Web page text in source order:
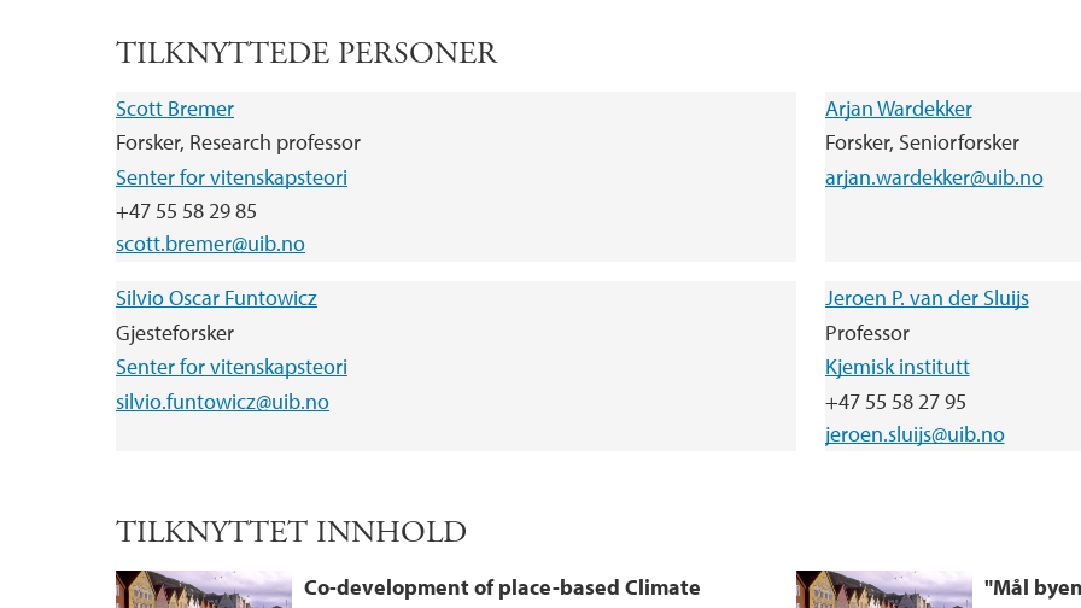
TILKNYTTEDE PERSONER
Scott Bremer
Forsker, Research professor
Senter for vitenskapsteori
+47 55 58 29 85
scott.bremer@uib.no
Arjan Wardekker
Forsker, Seniorforsker
arjan.wardekker@uib.no
Silvio Oscar Funtowicz
Gjesteforsker
Senter for vitenskapsteori
silvio.funtowicz@uib.no
Jeroen P. van der Sluijs
Professor
Kjemisk institutt
+47 55 58 27 95
jeroen.sluijs@uib.no
TILKNYTTET INNHOLD
Co-development of place-based Climate
"Mål